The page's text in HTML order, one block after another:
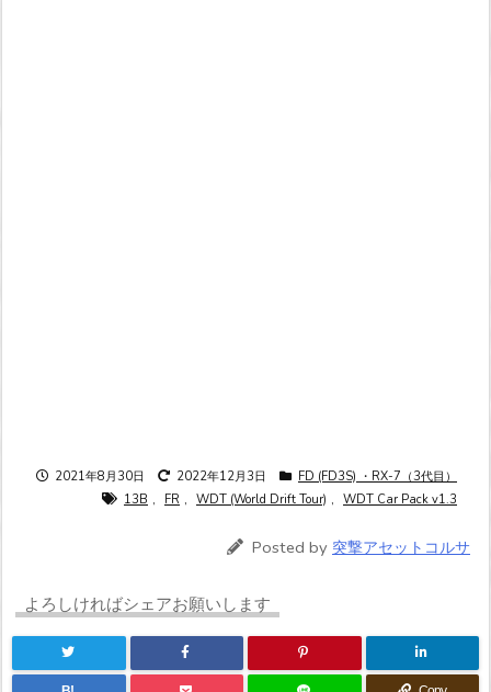
2021年8月30日 2022年12月3日
FD (FD3S) ・RX-7（3代目）
13B , FR , WDT (World Drift Tour) , WDT Car Pack v1.3
Posted by 突撃アセットコルサ
よろしければシェアお願いします